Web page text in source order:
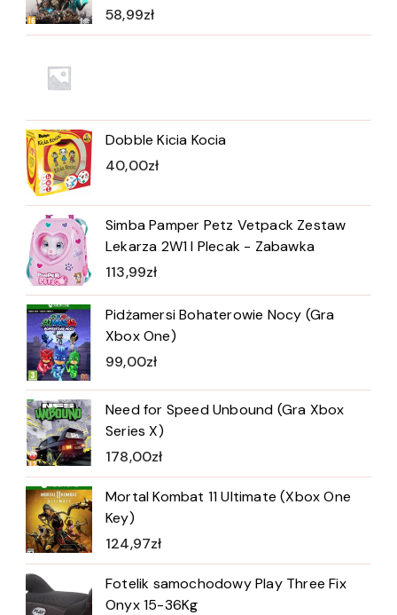
58,99zł
Dobble Kicia Kocia
40,00zł
Simba Pamper Petz Vetpack Zestaw
Lekarza 2W1 I Plecak - Zabawka
113,99zł
Pidżamersi Bohaterowie Nocy (Gra
Xbox One)
99,00zł
Need for Speed Unbound (Gra Xbox
Series X)
178,00zł
Mortal Kombat 11 Ultimate (Xbox One
Key)
124,97zł
Fotelik samochodowy Play Three Fix
Onyx 15-36Kg